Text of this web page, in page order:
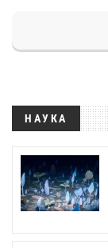
НАУКА